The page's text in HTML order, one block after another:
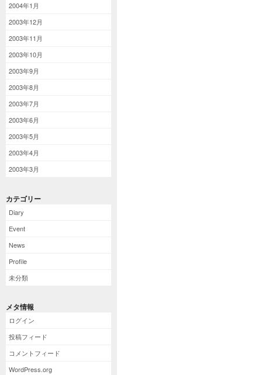
2004年1月
2003年12月
2003年11月
2003年10月
2003年9月
2003年8月
2003年7月
2003年6月
2003年5月
2003年4月
2003年3月
カテゴリー
Diary
Event
News
Profile
未分類
メタ情報
ログイン
投稿フィード
コメントフィード
WordPress.org